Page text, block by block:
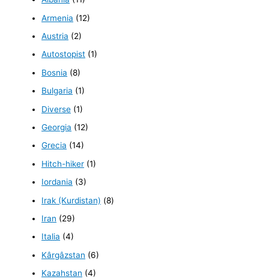
Armenia (12)
Austria (2)
Autostopist (1)
Bosnia (8)
Bulgaria (1)
Diverse (1)
Georgia (12)
Grecia (14)
Hitch-hiker (1)
Iordania (3)
Irak (Kurdistan) (8)
Iran (29)
Italia (4)
Kârgâzstan (6)
Kazahstan (4)